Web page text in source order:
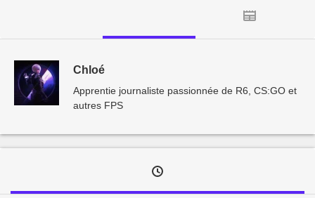
Chloé
Apprentie journaliste passionnée de R6, CS:GO et
autres FPS